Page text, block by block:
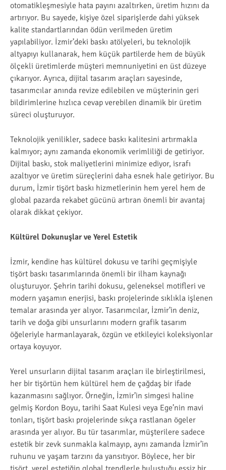
otomatikleşmesiyle hata payını azaltırken, üretim hızını da
artırıyor. Bu sayede, kişiye özel siparişlerde dahi yüksek
kalite standartlarından ödün verilmeden üretim
yapılabiliyor. İzmir’deki baskı atölyeleri, bu teknolojik
altyapıyı kullanarak, hem küçük partilerde hem de büyük
ölçekli üretimlerde müşteri memnuniyetini en üst düzeye
çıkarıyor. Ayrıca, dijital tasarım araçları sayesinde,
tasarımcılar anında revize edilebilen ve müşterinin geri
bildirimlerine hızlıca cevap verebilen dinamik bir üretim
süreci oluşturuyor.
Teknolojik yenilikler, sadece baskı kalitesini artırmakla
kalmıyor; aynı zamanda ekonomik verimliliği de getiriyor.
Dijital baskı, stok maliyetlerini minimize ediyor, israfı
azaltıyor ve üretim süreçlerini daha esnek hale getiriyor. Bu
durum, İzmir tişört baskı hizmetlerinin hem yerel hem de
global pazarda rekabet gücünü artıran önemli bir avantaj
olarak dikkat çekiyor.
Kültürel Dokunuşlar ve Yerel Estetik
İzmir, kendine has kültürel dokusu ve tarihi geçmişiyle
tişört baskı tasarımlarında önemli bir ilham kaynağı
oluşturuyor. Şehrin tarihi dokusu, geleneksel motifleri ve
modern yaşamın enerjisi, baskı projelerinde sıklıkla işlenen
temalar arasında yer alıyor. Tasarımcılar, İzmir’in deniz,
tarih ve doğa gibi unsurlarını modern grafik tasarım
öğeleriyle harmanlayarak, özgün ve etkileyici koleksiyonlar
ortaya koyuyor.
Yerel unsurların dijital tasarım araçları ile birleştirilmesi,
her bir tişörtün hem kültürel hem de çağdaş bir ifade
kazanmasını sağlıyor. Örneğin, İzmir’in simgesi haline
gelmiş Kordon Boyu, tarihi Saat Kulesi veya Ege’nin mavi
tonları, tişört baskı projelerinde sıkça rastlanan ögeler
arasında yer alıyor. Bu tür tasarımlar, müşterilere sadece
estetik bir zevk sunmakla kalmayıp, aynı zamanda İzmir’in
ruhunu ve yaşam tarzını da yansıtıyor. Böylece, her bir